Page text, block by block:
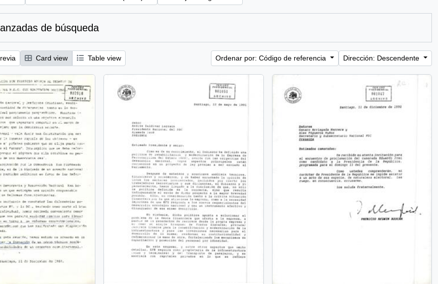
de búsqueda
Card view Table view Ordenar por: Código de referencia Dirección: Descendente